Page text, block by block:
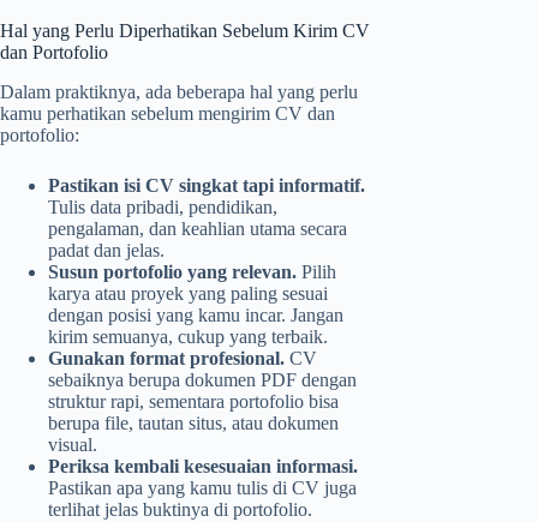
Hal yang Perlu Diperhatikan Sebelum Kirim CV
dan Portofolio
Dalam praktiknya, ada beberapa hal yang perlu
kamu perhatikan sebelum mengirim CV dan
portofolio:
Pastikan isi CV singkat tapi informatif.
Tulis data pribadi, pendidikan,
pengalaman, dan keahlian utama secara
padat dan jelas.
Susun portofolio yang relevan. Pilih
karya atau proyek yang paling sesuai
dengan posisi yang kamu incar. Jangan
kirim semuanya, cukup yang terbaik.
Gunakan format profesional. CV
sebaiknya berupa dokumen PDF dengan
struktur rapi, sementara portofolio bisa
berupa file, tautan situs, atau dokumen
visual.
Periksa kembali kesesuaian informasi.
Pastikan apa yang kamu tulis di CV juga
terlihat jelas buktinya di portofolio.